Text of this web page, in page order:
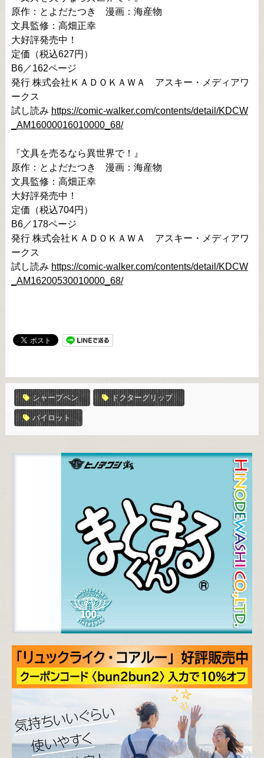
原作：とよだたつき　漫画：海産物
文具監修：高畑正幸
大好評発売中！
定価（税込627円）
B6／162ページ
発行 株式会社ＫＡＤＯＫＡＷＡ　アスキー・メディアワ
ークス
試し読み https://comic-walker.com/contents/detail/KDCW
_AM16000016010000_68/
『文具を売るなら異世界で！』
原作：とよだたつき　漫画：海産物
文具監修：高畑正幸
大好評発売中！
定価（税込704円）
B6／178ページ
発行 株式会社ＫＡＤＯＫＡＷＡ　アスキー・メディアワ
ークス
試し読み https://comic-walker.com/contents/detail/KDCW
_AM16200530010000_68/
シャープペン ドクターグリップ
パイロット